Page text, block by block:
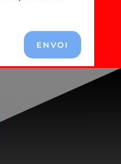
ENVOI